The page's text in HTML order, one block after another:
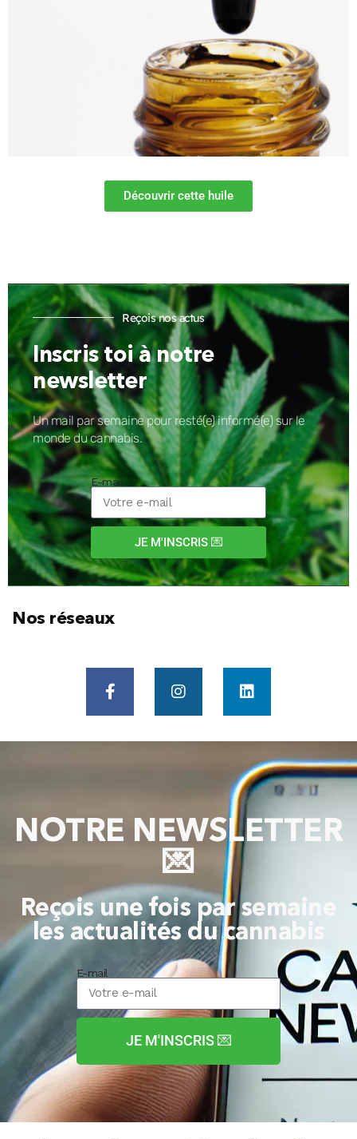
Découvrir cette huile
Reçois nos actus
Inscris toi à notre
newsletter
Un mail par semaine pour resté(e) informé(e) sur le
monde du cannabis.
E-mail
JE M'INSCRIS 💌
Nos réseaux
NOTRE NEWSLETTER
💌
Reçois une fois par semaine
les actualités du cannabis
E-mail
JE M'INSCRIS 💌